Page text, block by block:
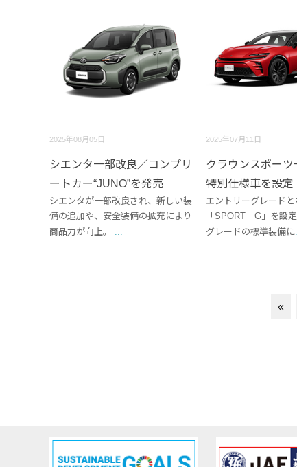
2025年08月05日
シエンタ一部改良／コンプリ
ートカー“JUNO”を発売
シエンタが一部改良され、新しい装
備の追加や、安全装備の拡充により
商品力が向上。 ...
2025年07月11日
クラウンスポーツ
特別仕様車を設定
エントリーグレードと
「SPORT G」を設
グレードの標準装備に
«